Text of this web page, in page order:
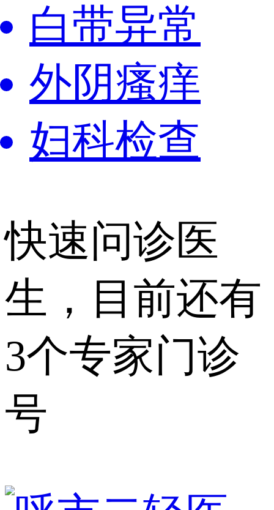
白带异常
外阴瘙痒
妇科检查
快速问诊医
生，目前还有
3个专家门诊
号